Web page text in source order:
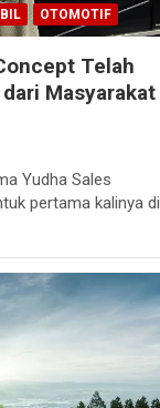
OTOMOTIF
Telah
Masyarakat
Yudha Sales
pertama kalinya di